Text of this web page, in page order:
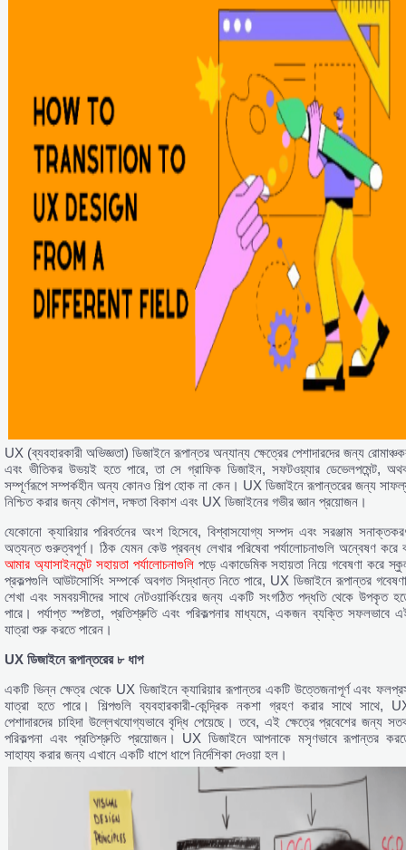
UX (ব্যবহারকারী অভিজ্ঞতা) ডিজাইনে রূপান্তর অন্যান্য ক্ষেত্রের পেশাদারদের জন্য
এবং ভীতিকর উভয়ই হতে পারে, তা সে গ্রাফিক ডিজাইন, সফটওয়্যার ডেভেলপমেন্ট,
সম্পূর্ণরূপে সম্পর্কহীন অন্য কোনও শিল্প হোক না কেন। UX ডিজাইনে রূপান্তরের জন্য
নিশ্চিত করার জন্য কৌশল, দক্ষতা বিকাশ এবং UX ডিজাইনের গভীর জ্ঞান প্রয়োজন।
যেকোনো ক্যারিয়ার পরিবর্তনের অংশ হিসেবে, বিশ্বাসযোগ্য সম্পদ এবং সরঞ্জাম
অত্যন্ত গুরুত্বপূর্ণ। ঠিক যেমন কেউ প্রবন্ধ লেখার পরিষেবা পর্যালোচনাগুলি অন্বেষণ করে
আমার অ্যাসাইনমেন্ট সহায়তা পর্যালোচনাগুলিপড়ে একাডেমিক সহায়তা নিয়ে গবেষণা করে
প্রকল্পগুলি আউটসোর্সিং সম্পর্কে অবগত সিদ্ধান্ত নিতে পারে, UX ডিজাইনে রূপান্তর
শেখা এবং সমবয়সীদের সাথে নেটওয়ার্কিংয়ের জন্য একটি সংগঠিত পদ্ধতি থেকে উপকৃত
পারে। পর্যাপ্ত স্পষ্টতা, প্রতিশ্রুতি এবং পরিকল্পনার মাধ্যমে, একজন ব্যক্তি সফলভাবে
যাত্রা শুরু করতে পারেন।
UX ডিজাইনেরূপান্তরের৮ধাপ
একটি ভিন্ন ক্ষেত্র থেকে UX ডিজাইনে ক্যারিয়ার রূপান্তর একটি উত্তেজনাপূর্ণ এবং
যাত্রা হতে পারে। শিল্পগুলি ব্যবহারকারী-কেন্দ্রিক নকশা গ্রহণ করার সাথে সাথে,
পেশাদারদের চাহিদা উল্লেখযোগ্যভাবে বৃদ্ধি পেয়েছে। তবে, এই ক্ষেত্রে প্রবেশের জন্য
পরিকল্পনা এবং প্রতিশ্রুতি প্রয়োজন। UX ডিজাইনে আপনাকে মসৃণভাবে রূপান্তর
সাহায্য করার জন্য এখানে একটি ধাপে ধাপে নির্দেশিকা দেওয়া হল।